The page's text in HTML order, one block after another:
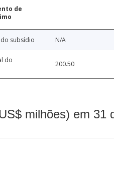
de
subsídio N/A
do
200.50
milhões) em 31